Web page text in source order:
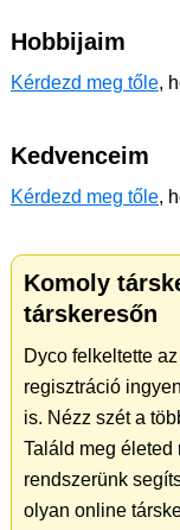
Hobbijaim
Kérdezd meg tőle,
Kedvenceim
Kérdezd meg tőle,
Komoly
társkeresőn
Dyco felkeltette
regisztráció
is. Nézz szét a
Találd meg életed
rendszerünk
olyan online